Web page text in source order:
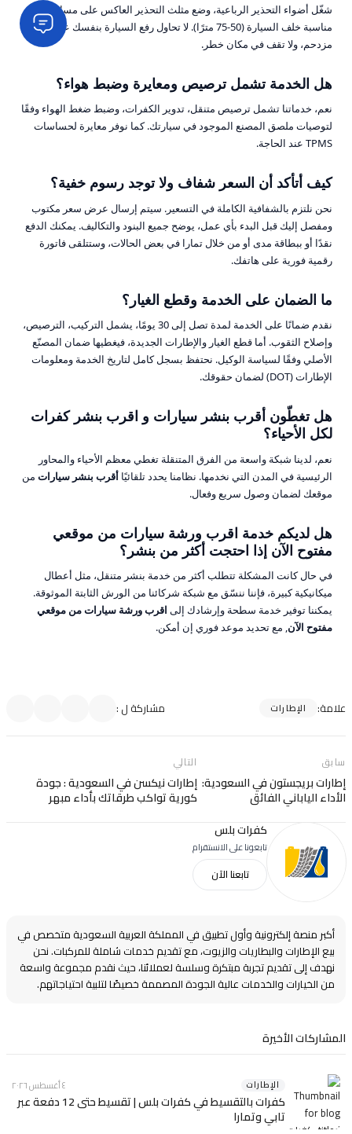
شغّل أضواء التحذير الرباعية، وضع مثلث التحذير العاكس على مسافة
مناسبة خلف السيارة (50-75 مترًا). لا تحاول رفع السيارة بنفسك على طريق
مزدحم، ولا تقف في مكان خطر.
هل الخدمة تشمل ترصيص ومعايرة وضبط هواء؟
نعم، خدماتنا تشمل ترصيص متنقل، تدوير الكفرات، وضبط ضغط الهواء وفقًا
لتوصيات ملصق المصنع الموجود في سيارتك. كما نوفر معايرة لحساسات
TPMS عند الحاجة.
كيف أتأكد أن السعر شفاف ولا توجد رسوم خفية؟
نحن نلتزم بالشفافية الكاملة في التسعير. سيتم إرسال عرض سعر مكتوب
ومفصل إليك قبل البدء بأي عمل، يوضح جميع البنود والتكاليف. يمكنك الدفع
نقدًا أو ببطاقة مدى أو من خلال تمارا في بعض الحالات، وستتلقى فاتورة
رقمية فورية على هاتفك.
ما الضمان على الخدمة وقطع الغيار؟
نقدم ضمانًا على الخدمة لمدة تصل إلى 30 يومًا، يشمل التركيب، الترصيص،
وإصلاح الثقوب. أما قطع الغيار والإطارات الجديدة، فيغطيها ضمان المصنّع
الأصلي وفقًا لسياسة الوكيل. نحتفظ بسجل كامل لتاريخ الخدمة ومعلومات
الإطارات (DOT) لضمان حقوقك.
هل تغطّون أقرب بنشر سيارات و اقرب بنشر كفرات
لكل الأحياء؟
نعم، لدينا شبكة واسعة من الفرق المتنقلة تغطي معظم الأحياء والمحاور
الرئيسية في المدن التي نخدمها. نظامنا يحدد تلقائيًاأقرب بنشر سيارات من
موقعك لضمان وصول سريع وفعال.
هل لديكم خدمة اقرب ورشة سيارات من موقعي
مفتوح الآن إذا احتجت أكثر من بنشر؟
في حال كانت المشكلة تتطلب أكثر من خدمة بنشر متنقل، مثل أعطال
ميكانيكية كبيرة، فإننا ننسّق مع شبكة شركائنا من الورش الثابتة الموثوقة.
يمكننا توفير خدمة سطحة وإرشادك إلى اقرب ورشة سيارات من موقعي
مفتوح الآن, مع تحديد موعد فوري إن أمكن.
علامة: الإطارات مشاركة ل :
سابق
إطارات بريجستون في السعودية:
الأداء الياباني الفائق
التالي
إطارات نيكسن في السعودية : جودة
كورية تواكب طرقاتك بأداء مبهر
كفرات بلس
تابعونا على الانستقرام
تابعنا الآن
أكبر منصة إلكترونية وأول تطبيق في المملكة العربية السعودية متخصص في
بيع الإطارات والبطاريات والزيوت، مع تقديم خدمات شاملة للمركبات. نحن
نهدف إلى تقديم تجربة مبتكرة وسلسة لعملائنا، حيث نقدم مجموعة واسعة
من الخيارات والخدمات عالية الجودة المصممة خصيصًا لتلبية احتياجاتهم.
المشاركات الأخيرة
الإطارات ٤ أغسطس ٢٠٢٦
كفرات بالتقسيط في كفرات بلس | تقسيط حتى 12 دفعة عبر
تابي وتمارا